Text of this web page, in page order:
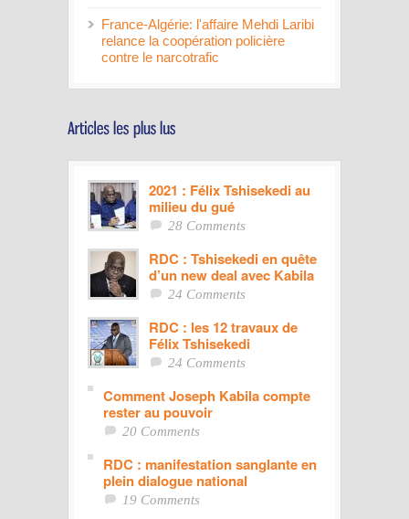
France-Algérie: l'affaire Mehdi Laribi
relance la coopération policière
contre le narcotrafic
2021 : Félix Tshisekedi au
milieu du gué
28 Comments
RDC : Tshisekedi en quête
d’un new deal avec Kabila
24 Comments
RDC : les 12 travaux de
Félix Tshisekedi
24 Comments
Comment Joseph Kabila compte
rester au pouvoir
20 Comments
RDC : manifestation sanglante en
plein dialogue national
19 Comments